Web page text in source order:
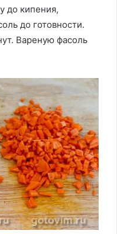
до кипения,
до готовности.
Вареную фасоль